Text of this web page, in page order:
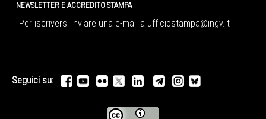
NEWSLETTER E ACCREDITO STAMPA
Per iscriversi inviare una e-mail a ufficiostampa@ingv.it
Seguici su: